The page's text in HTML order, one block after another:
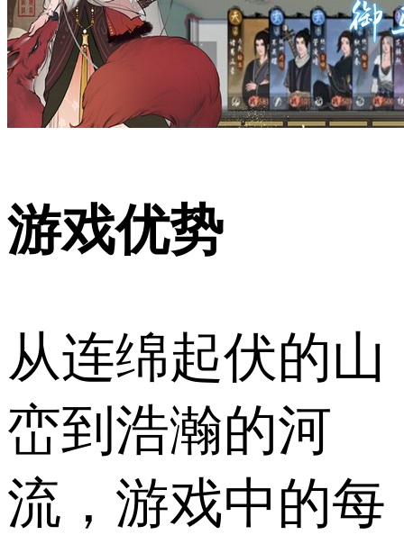
游戏优势
从连绵起伏的山
峦到浩瀚的河
流，游戏中的每